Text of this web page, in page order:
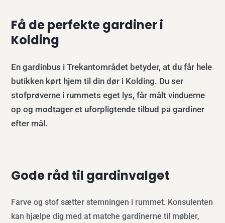
Få de perfekte gardiner i
Kolding
En gardinbus i Trekantområdet betyder, at du får hele
butikken kørt hjem til din dør i Kolding. Du ser
stofprøverne i rummets eget lys, får målt vinduerne
op og modtager et uforpligtende tilbud på gardiner
efter mål.
Gode råd til gardinvalget
Farve og stof sætter stemningen i rummet. Konsulenten
kan hjælpe dig med at matche gardinerne til møbler,